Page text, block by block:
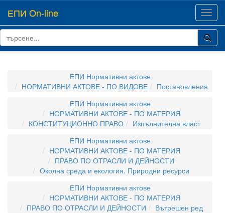
ЕПИ On-line
ЕПИ Нормативни актове
НОРМАТИВНИ АКТОВЕ - ПО ВИДОВЕ
Постановления
ЕПИ Нормативни актове
НОРМАТИВНИ АКТОВЕ - ПО МАТЕРИЯ
КОНСТИТУЦИОННО ПРАВО
Изпълнителна власт
ЕПИ Нормативни актове
НОРМАТИВНИ АКТОВЕ - ПО МАТЕРИЯ
ПРАВО ПО ОТРАСЛИ И ДЕЙНОСТИ
Околна среда и екология. Природни ресурси
ЕПИ Нормативни актове
НОРМАТИВНИ АКТОВЕ - ПО МАТЕРИЯ
ПРАВО ПО ОТРАСЛИ И ДЕЙНОСТИ
Вътрешен ред